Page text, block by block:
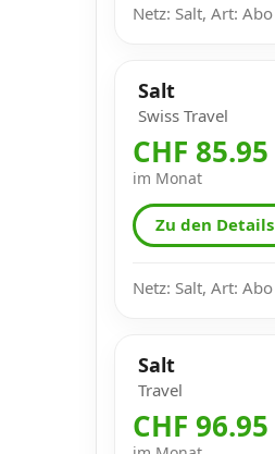
Netz: Salt, Art: Abo
Salt
Swiss Travel
CHF 85.95
im Monat
Zu den Details
Netz: Salt, Art: Abo
Salt
Travel
CHF 96.95